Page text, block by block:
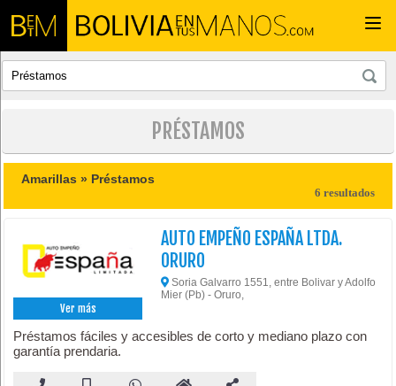
PRÉSTAMOS
Amarillas » Préstamos
6 resultados
Ver más
AUTO EMPEÑO ESPAÑA LTDA.
ORURO
Soria Galvarro 1551, entre Bolivar y Adolfo
Mier (Pb) - Oruro,
Préstamos fáciles y accesibles de corto y mediano plazo con
garantía prendaria.